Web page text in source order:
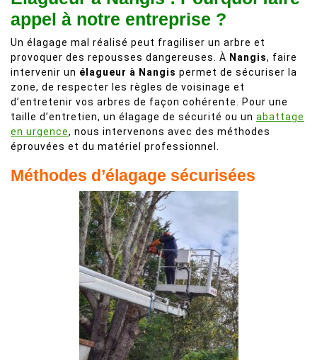
appel à notre entreprise ?
Un élagage mal réalisé peut fragiliser un arbre et
provoquer des repousses dangereuses. À Nangis, faire
intervenir un élagueur à Nangis permet de sécuriser la
zone, de respecter les règles de voisinage et
d’entretenir vos arbres de façon cohérente. Pour une
taille d’entretien, un élagage de sécurité ou un abattage
en urgence, nous intervenons avec des méthodes
éprouvées et du matériel professionnel.
Méthodes d’élagage sécurisées